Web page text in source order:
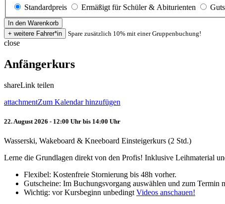
Standardpreis
Ermäßigt für Schüler & Abiturienten
Spare zusätzlich 10% mit einer Gruppenbuchung!
close
Anfängerkurs
shareLink teilen
attachmentZum Kalendar hinzufügen
22. August 2026 - 12:00 Uhr bis 14:00 Uhr
Wasserski, Wakeboard & Kneeboard Einsteigerkurs (2 Std.)
Lerne die Grundlagen direkt von den Profis! Inklusive Leihmaterial
Flexibel: Kostenfreie Stornierung bis 48h vorher.
Gutscheine: Im Buchungsvorgang auswählen und zum Termin
Wichtig: vor Kursbeginn unbedingt Videos anschauen!